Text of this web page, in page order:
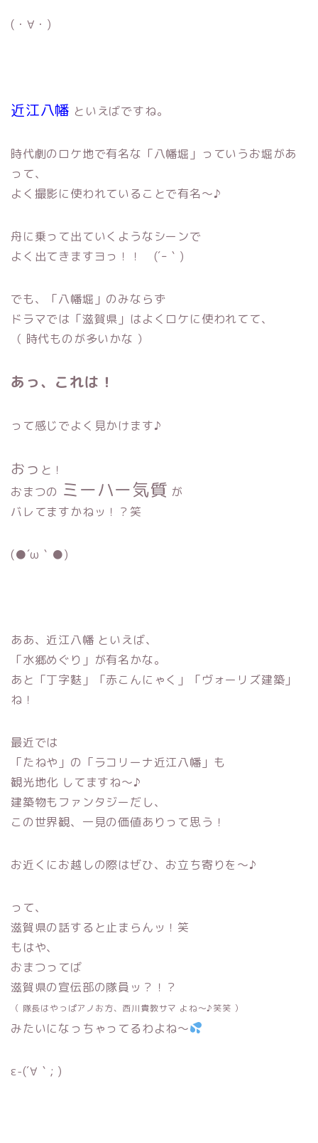
(・∀・)
近江八幡 といえばですね。
時代劇のロケ地で有名な「八幡堀」っていうお堀があ
って、
よく撮影に使われていることで有名〜♪
舟に乗って出ていくようなシーンで
よく出てきますヨっ！！ (´ｰ｀)
でも、「八幡堀」のみならず
ドラマでは「滋賀県」はよくロケに使われてて、
（ 時代ものが多いかな ）
あっ、これは！
って感じでよく見かけます♪
おっ と！
おまつの ミーハー気質 が
バレてますかねッ！？笑
(●´ω｀●)
ああ、近江八幡 といえば、
「水郷めぐり」が有名かな。
あと「丁字麩」「赤こんにゃく」「ヴォーリズ建築」
ね！
最近では
「たねや」の「ラコリーナ近江八幡」も
観光地化 してますね〜♪
建築物もファンタジーだし、
この世界観、一見の価値ありって思う！
お近くにお越しの際はぜひ、お立ち寄りを〜♪
って、
滋賀県の話すると止まらんッ！笑
もはや、
おまつってば
滋賀県の宣伝部の隊員ッ？！？
（ 隊長はやっぱアノお方、西川貴教サマ よね〜♪笑笑 ）
みたいになっちゃってるわよね〜
ε-(´∀｀; )